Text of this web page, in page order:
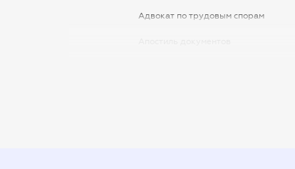
Адвокат по трудовым спорам